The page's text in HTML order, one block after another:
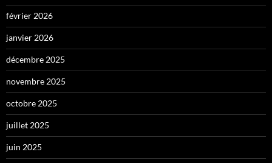
février 2026
janvier 2026
décembre 2025
novembre 2025
octobre 2025
juillet 2025
juin 2025